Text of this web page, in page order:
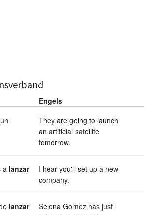
Engels
They are going to launch
an artificial satellite
tomorrow.
a lanzar
I hear you'll set up a new
company.
lanzar
Selena Gomez has just